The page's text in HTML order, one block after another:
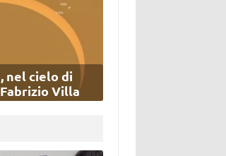
nel cielo di
Villa